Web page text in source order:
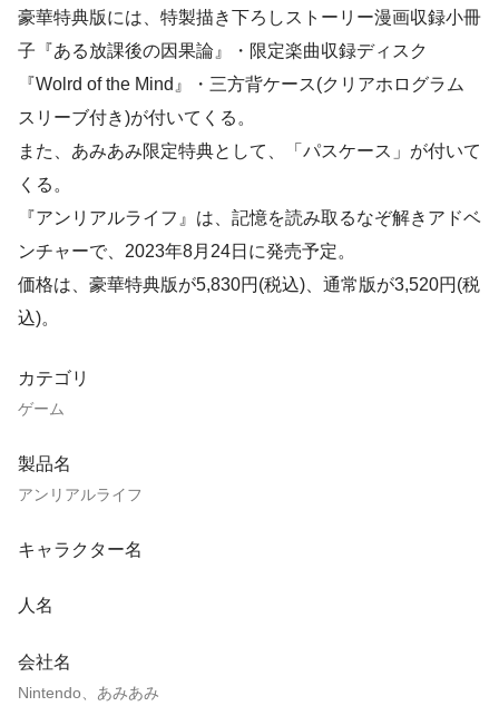
豪華特典版には、特製描き下ろしストーリー漫画収録小冊
子『ある放課後の因果論』・限定楽曲収録ディスク
『Wolrd of the Mind』・三方背ケース(クリアホログラム
スリーブ付き)が付いてくる。
また、あみあみ限定特典として、「パスケース」が付いて
くる。
『アンリアルライフ』は、記憶を読み取るなぞ解きアドベ
ンチャーで、2023年8月24日に発売予定。
価格は、豪華特典版が5,830円(税込)、通常版が3,520円(税
込)。
カテゴリ
ゲーム
製品名
アンリアルライフ
キャラクター名
人名
会社名
Nintendo、あみあみ